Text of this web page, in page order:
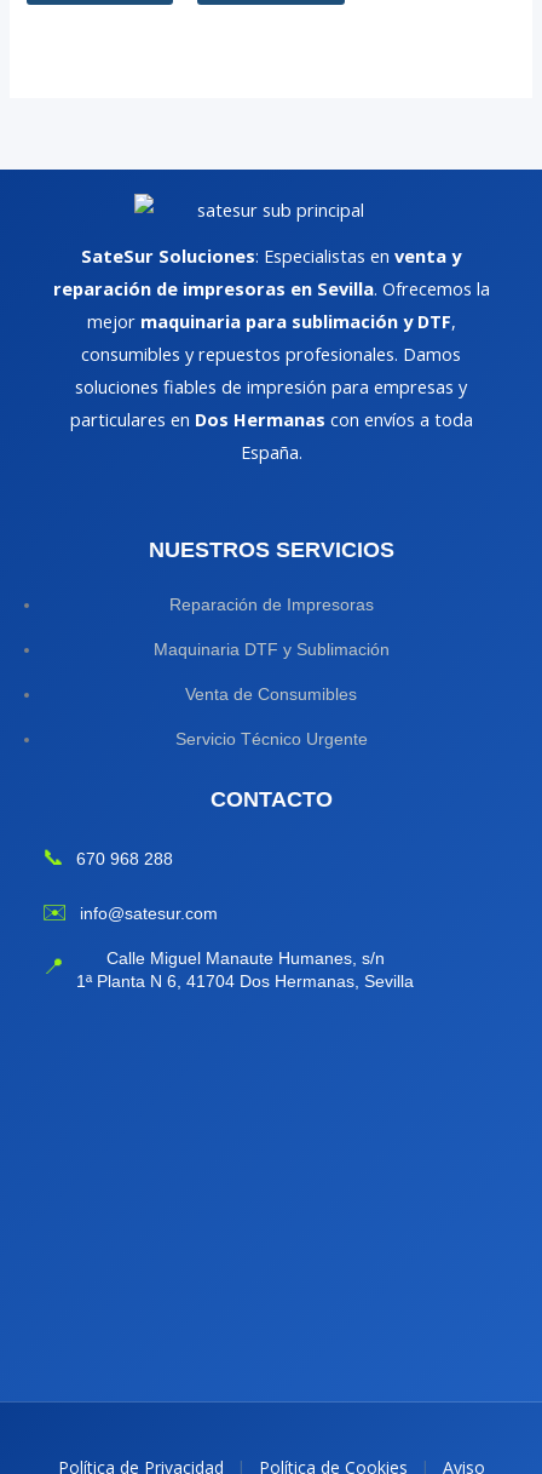
SateSur Soluciones: Especialistas en venta y
reparación de impresoras en Sevilla. Ofrecemos la
mejor maquinaria para sublimación y DTF,
consumibles y repuestos profesionales. Damos
soluciones fiables de impresión para empresas y
particulares en Dos Hermanas con envíos a toda
España.
NUESTROS SERVICIOS
Reparación de Impresoras
Maquinaria DTF y Sublimación
Venta de Consumibles
Servicio Técnico Urgente
CONTACTO
📞 670 968 288
✉️ info@satesur.com
📍
Calle Miguel Manaute Humanes, s/n
1ª Planta N 6, 41704 Dos Hermanas, Sevilla
Política de Privacidad | Política de Cookies | Aviso